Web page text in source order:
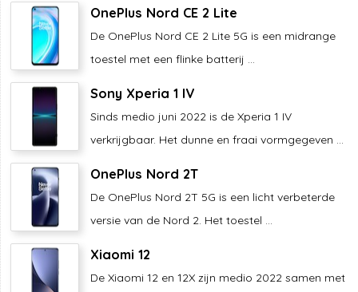
OnePlus Nord CE 2 Lite
De OnePlus Nord CE 2 Lite 5G is een midrange
toestel met een flinke batterij ...
Sony Xperia 1 IV
Sinds medio juni 2022 is de Xperia 1 IV
verkrijgbaar. Het dunne en fraai vormgegeven ...
OnePlus Nord 2T
De OnePlus Nord 2T 5G is een licht verbeterde
versie van de Nord 2. Het toestel ...
Xiaomi 12
De Xiaomi 12 en 12X zijn medio 2022 samen met